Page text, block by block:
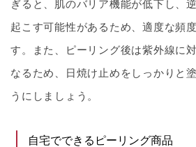
ぎると、肌のバリア機能が低下し、
起こす可能性があるため、適度な頻
す。また、ピーリング後は紫外線に
なるため、日焼け止めをしっかりと
うにしましょう。
自宅でできるピーリング商品